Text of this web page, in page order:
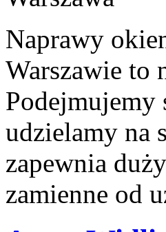
Naprawy
Warszawie to
Podejmujemy
udzielamy na
zapewnia
zamienne od